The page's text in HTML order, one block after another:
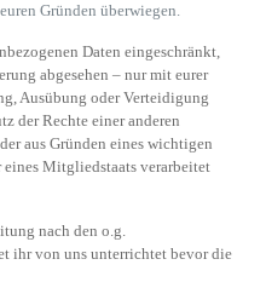
Gründen überwiegen.
Daten eingeschränkt,
abgesehen – nur mit eurer
Ausübung oder Verteidigung
der Rechte einer anderen
aus Gründen eines wichtigen
Mitgliedstaats verarbeitet
nach den o.g.
ihr von uns unterrichtet bevor die